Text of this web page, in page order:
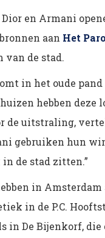
en Armani
aan Het
van de stad.
in het oude
hebben
de uitstraling,
gebruiken hun
de stad zitten.”
in
in de P.C.
in De Bijenkorf, die